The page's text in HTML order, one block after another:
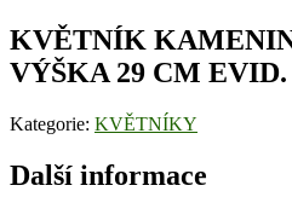
KVĚTNÍK
VÝŠKA 29 CM EVID.
Kategorie: KVĚTNÍKY
Další informace